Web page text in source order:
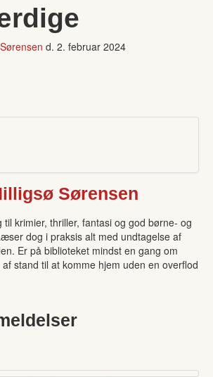
d. 2. februar 2024
Sørensen
til krimier, thriller, fantasi og god børne- og
dog i praksis alt med undtagelse af
Er på biblioteket mindst en gang om
stand til at komme hjem uden en overflod